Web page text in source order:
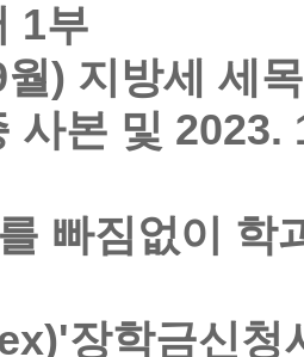
1부
) 지방세 세
사본 및
빠짐없이 학
장학금신청